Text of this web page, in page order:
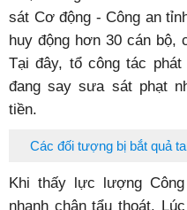
sát Cơ động - Công an
huy động hơn 30 cán bộ,
Tại đây, tổ công tác
đang say sưa sát phạt
tiền.
Các đối tượng bị bắt quả
Khi thấy lực lượng
nhanh chân tẩu thoát.